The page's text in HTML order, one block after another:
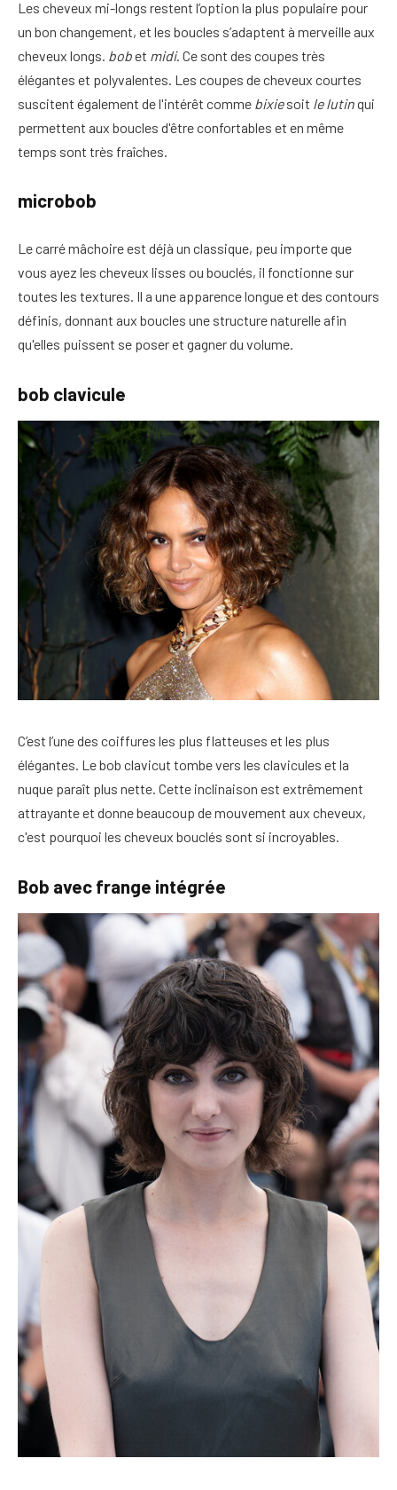
Les cheveux mi-longs restent l’option la plus populaire pour
un bon changement, et les boucles s’adaptent à merveille aux
cheveux longs. bobet midi. Ce sont des coupes très
élégantes et polyvalentes. Les coupes de cheveux courtes
suscitent également de l'intérêt comme bixiesoit le lutinqui
permettent aux boucles d'être confortables et en même
temps sont très fraîches.
microbob
Le carré mâchoire est déjà un classique, peu importe que
vous ayez les cheveux lisses ou bouclés, il fonctionne sur
toutes les textures. Il a une apparence longue et des contours
définis, donnant aux boucles une structure naturelle afin
qu'elles puissent se poser et gagner du volume.
bob clavicule
C’est l’une des coiffures les plus flatteuses et les plus
élégantes. Le bob clavicut tombe vers les clavicules et la
nuque paraît plus nette. Cette inclinaison est extrêmement
attrayante et donne beaucoup de mouvement aux cheveux,
c'est pourquoi les cheveux bouclés sont si incroyables.
Bob avec frange intégrée